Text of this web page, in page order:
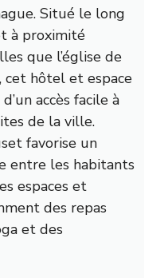
Situé le long
à proximité
que l’église de
cet hôtel et espace
accès facile à
de la ville.
favorise un
entre les habitants
espaces et
des repas
et des